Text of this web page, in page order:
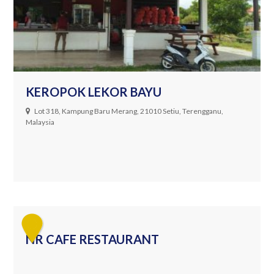
KEROPOK LEKOR BAYU
Lot 318, Kampung Baru Merang, 21010 Setiu, Terengganu,
Malaysia
NR CAFE RESTAURANT